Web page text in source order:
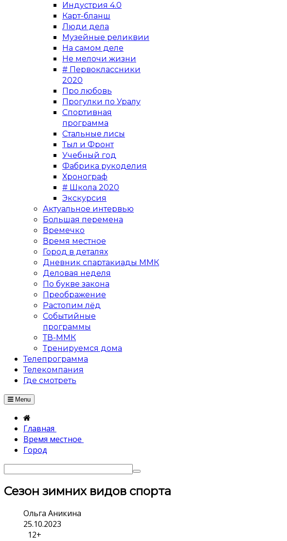
Индустрия 4.0
Карт-бланш
Люди дела
Музейные реликвии
На самом деле
Не мелочи жизни
# Первоклассники
2020
Про любовь
Прогулки по Уралу
Спортивная
программа
Стальные лисы
Тыл и Фронт
Учебный год
Фабрика рукоделия
Хронограф
# Школа 2020
Экскурсия
Актуальное интервью
Большая перемена
Времечко
Время местное
Город в деталях
Дневник спартакиады ММК
Деловая неделя
По букве закона
Преображение
Растопим лёд
Событийные
программы
ТВ-ММК
Тренируемся дома
Телепрограмма
Телекомпания
Где смотреть
Menu
Главная
Время местное
Город
Сезон зимних видов спорта
Ольга Аникина
25.10.2023
12+